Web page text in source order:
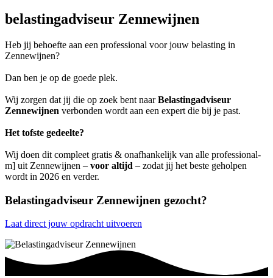
belastingadviseur Zennewijnen
Heb jij behoefte aan een professional voor jouw belasting in
Zennewijnen?
Dan ben je op de goede plek.
Wij zorgen dat jij die op zoek bent naarBelastingadviseur
Zennewijnen verbonden wordt aan een expert die bij je past.
Het tofste gedeelte?
Wij doen dit compleet gratis & onafhankelijk van alle professional-
m] uit Zennewijnen – voor altijd – zodat jij het beste geholpen
wordt in 2026 en verder.
Belastingadviseur Zennewijnen gezocht?
Laat direct jouw opdracht uitvoeren